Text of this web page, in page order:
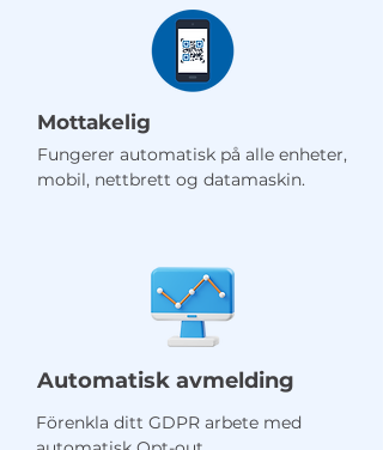
Mottakelig
Fungerer automatisk på alle enheter,
mobil, nettbrett og datamaskin.
Automatisk avmelding
Förenkla ditt GDPR arbete med